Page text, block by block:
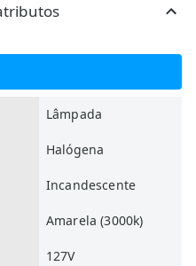
Lâmpada
Halógena
Incandescente
Amarela (3000k)
127V